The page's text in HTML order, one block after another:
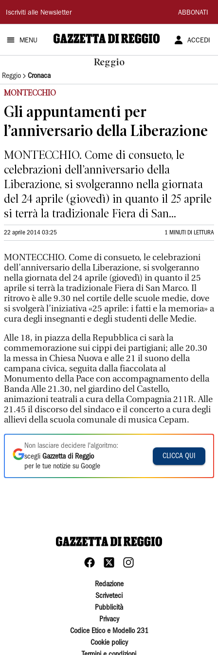
Gazzetta
di
Reggio
Iscriviti alle Newsletter ABBONATI
MENU ACCEDI
Reggio
Reggio Cronaca
MONTECCHIO
Gli appuntamenti per
l’anniversario della Liberazione
MONTECCHIO. Come di consueto, le
celebrazioni dell’anniversario della
Liberazione, si svolgeranno nella giornata
del 24 aprile (giovedì) in quanto il 25 aprile
si terrà la tradizionale Fiera di San...
22 aprile 2014 03:25 1 MINUTI DI LETTURA
MONTECCHIO. Come di consueto, le celebrazioni
dell’anniversario della Liberazione, si svolgeranno
nella giornata del 24 aprile (giovedì) in quanto il 25
aprile si terrà la tradizionale Fiera di San Marco. Il
ritrovo è alle 9.30 nel cortile delle scuole medie, dove
si svolgerà l’iniziativa «25 aprile: i fatti e la memoria» a
cura degli insegnanti e degli studenti delle Medie.
Alle 18, in piazza della Repubblica ci sarà la
commemorazione sui cippi dei partigiani; alle 20.30
la messa in Chiesa Nuova e alle 21 il suono della
campana civica, seguita dalla fiaccolata al
Monumento della Pace con accompagnamento della
Banda Alle 21.30, nel giardino del Castello,
animazioni teatrali a cura della Compagnia 211R. Alle
21.45 il discorso del sindaco e il concerto a cura degli
allievi della scuola comunale di musica Cepam.
Non lasciare decidere l'algoritmo:
scegli Gazzetta di Reggio
per le tue notizie su Google
CLICCA QUI
Redazione
Scriveteci
Pubblicità
Privacy
Codice Etico e Modello 231
Cookie policy